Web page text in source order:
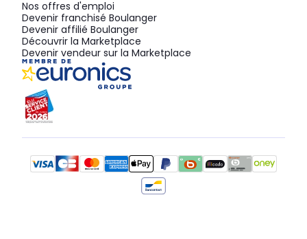
Nos offres d'emploi
Devenir franchisé Boulanger
Devenir affilié Boulanger
Découvrir la Marketplace
Devenir vendeur sur la Marketplace